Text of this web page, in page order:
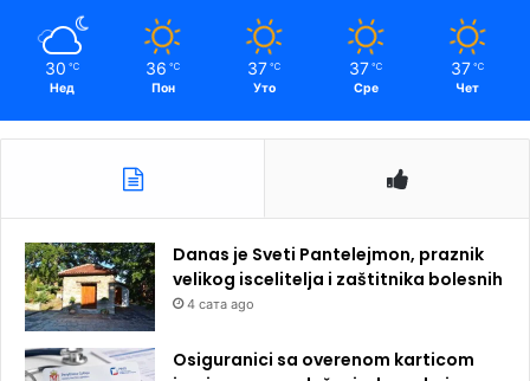
30 ℃
Нед
36 ℃
Пон
37 ℃
Уто
37 ℃
Сре
37 ℃
Чет
Danas je Sveti Pantelejmon, praznik
velikog iscelitelja i zaštitnika bolesnih
4 сата ago
Osiguranici sa overenom karticom